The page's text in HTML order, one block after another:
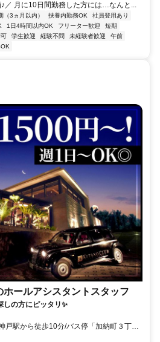
♪／ 月に10日間勤務した方には…なんと...
（3ヵ月以内） 扶養内勤務OK
社員登用あり
1日4時間以内OK フリーター歓迎
短期
学生歓迎 経験不問 未経験者歓迎
午前
ールアシスタントスタッフ
しの方にピッタリ✨
戸駅から徒歩10分/バス停「加納町３丁
駅から徒歩19分